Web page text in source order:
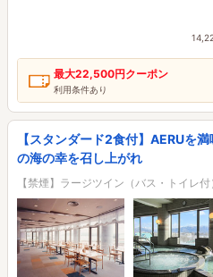
最大22,500円クーポン
利用条件あり
【スタンダード2食付】AERUを
の海の幸を召し上がれ
【禁煙】ラージツイン（バス・トイレ付